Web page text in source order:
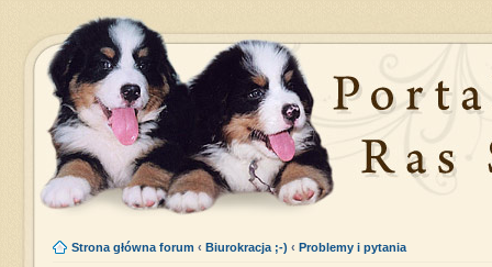
Strona główna forum ‹ Biurokracja ;-) ‹ Problemy i pytania